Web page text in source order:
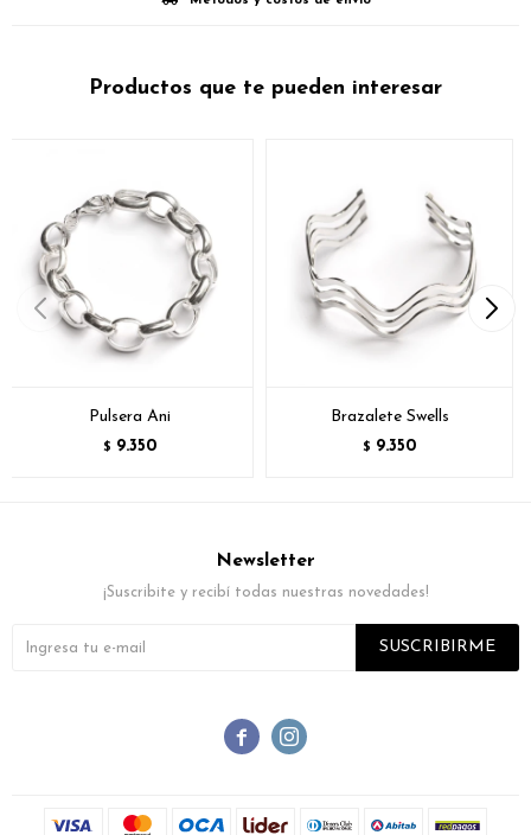
Productos que te pueden interesar
Pulsera Ani
$ 9.350
Brazalete Swells
$ 9.350
 
Newsletter
¡Suscribite y recibí todas nuestras novedades!
SUSCRIBIRME